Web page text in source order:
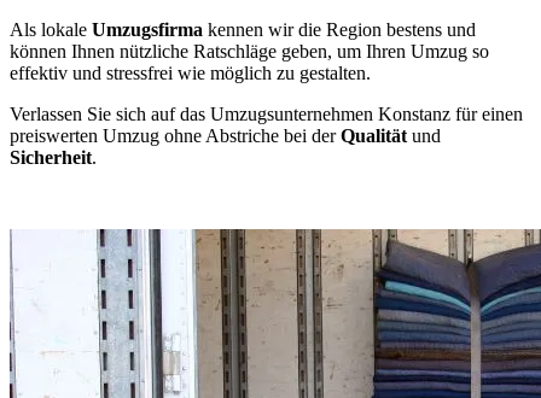
Als lokale Umzugsfirma kennen wir die Region bestens und
können Ihnen nützliche Ratschläge geben, um Ihren Umzug so
effektiv und stressfrei wie möglich zu gestalten.
Verlassen Sie sich auf das Umzugsunternehmen Konstanz für einen
preiswerten Umzug ohne Abstriche bei derQualität und
Sicherheit.